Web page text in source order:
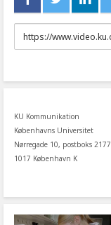
URL
to
KU Kommunikation
Københavns Universitet
Nørregade 10, postboks 2177
1017 København K